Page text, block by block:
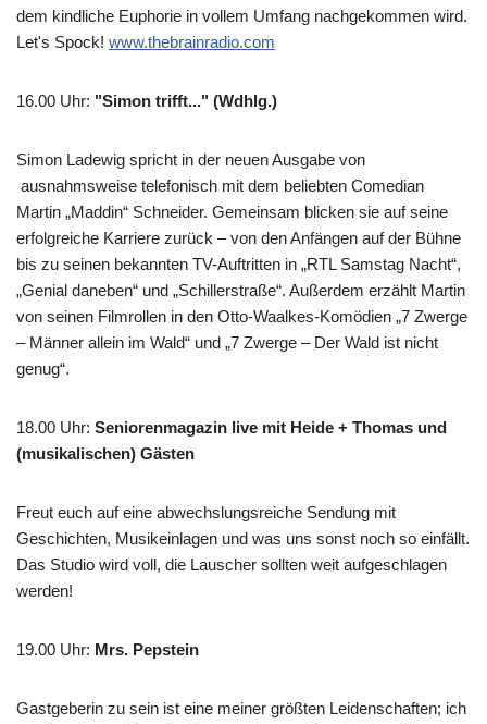
dem kindliche Euphorie in vollem Umfang nachgekommen wird.
Let's Spock! www.thebrainradio.com
16.00 Uhr: "Simon trifft..." (Wdhlg.)
Simon Ladewig spricht in der neuen Ausgabe von
ausnahmsweise telefonisch mit dem beliebten Comedian
Martin „Maddin“ Schneider. Gemeinsam blicken sie auf seine
erfolgreiche Karriere zurück – von den Anfängen auf der Bühne
bis zu seinen bekannten TV-Auftritten in „RTL Samstag Nacht“,
„Genial daneben“ und „Schillerstraße“. Außerdem erzählt Martin
von seinen Filmrollen in den Otto-Waalkes-Komödien „7 Zwerge
– Männer allein im Wald“ und „7 Zwerge – Der Wald ist nicht
genug“.
18.00 Uhr: Seniorenmagazin live mit Heide + Thomas und
(musikalischen) Gästen
Freut euch auf eine abwechslungsreiche Sendung mit
Geschichten, Musikeinlagen und was uns sonst noch so einfällt.
Das Studio wird voll, die Lauscher sollten weit aufgeschlagen
werden!
19.00 Uhr: Mrs. Pepstein
Gastgeberin zu sein ist eine meiner größten Leidenschaften; ich